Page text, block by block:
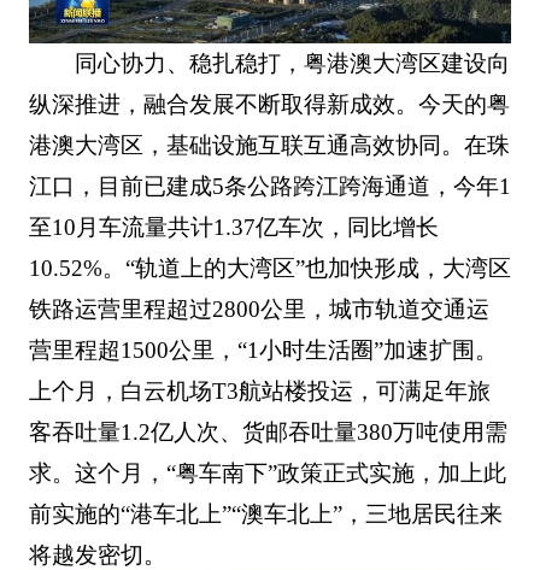
同心协力、稳扎稳打，粤港澳大湾区建设向
纵深推进，融合发展不断取得新成效。今天的粤
港澳大湾区，基础设施互联互通高效协同。在珠
江口，目前已建成5条公路跨江跨海通道，今年1
至10月车流量共计1.37亿车次，同比增长
10.52%。“轨道上的大湾区”也加快形成，大湾区
铁路运营里程超过2800公里，城市轨道交通运
营里程超1500公里，“1小时生活圈”加速扩围。
上个月，白云机场T3航站楼投运，可满足年旅
客吞吐量1.2亿人次、货邮吞吐量380万吨使用需
求。这个月，“粤车南下”政策正式实施，加上此
前实施的“港车北上”“澳车北上”，三地居民往来
将越发密切。